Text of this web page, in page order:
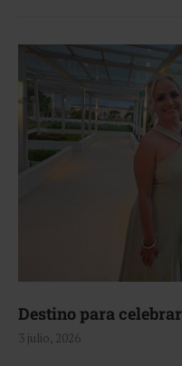
Destino para celebrar
3 julio, 2026